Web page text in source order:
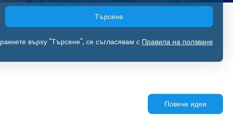
Търсене
върху "Търсене", се съгласявам с Правила на ползване
Повече идеи